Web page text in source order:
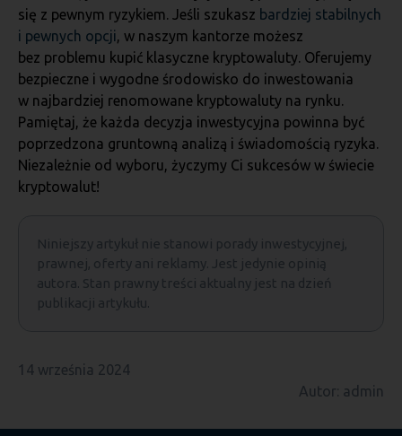
się z pewnym ryzykiem. Jeśli szukasz bardziej stabilnych
i pewnych opcji, w naszym kantorze możesz
bez problemu kupić klasyczne kryptowaluty. Oferujemy
bezpieczne i wygodne środowisko do inwestowania
w najbardziej renomowane kryptowaluty na rynku.
Pamiętaj, że każda decyzja inwestycyjna powinna być
poprzedzona gruntowną analizą i świadomością ryzyka.
Niezależnie od wyboru, życzymy Ci sukcesów w świecie
kryptowalut!
Niniejszy artykuł nie stanowi porady inwestycyjnej,
prawnej, oferty ani reklamy. Jest jedynie opinią
autora. Stan prawny treści aktualny jest na dzień
publikacji artykułu.
14 września 2024
Autor: admin